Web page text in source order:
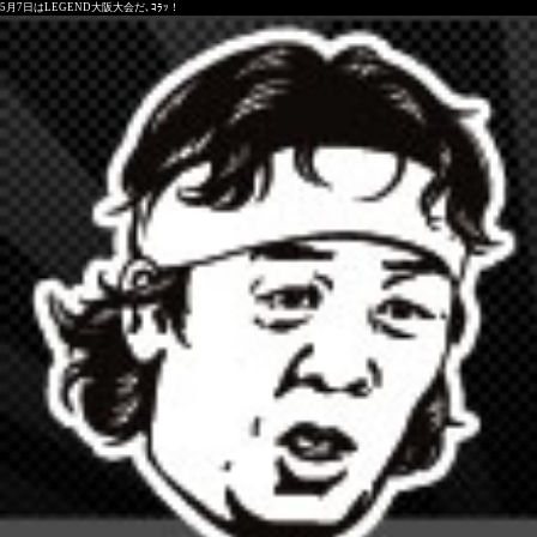
5月7日はLEGEND大阪大会だ､ｺﾗｯ！